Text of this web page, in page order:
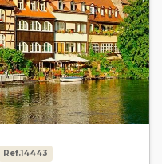
Ref.14443